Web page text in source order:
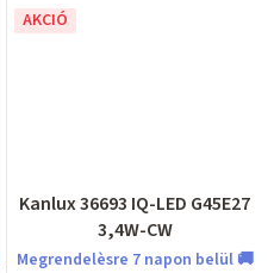
AKCIÓ
Kanlux 36693 IQ-LED G45E27
3,4W-CW
Megrendelèsre 7 napon belül 🚚